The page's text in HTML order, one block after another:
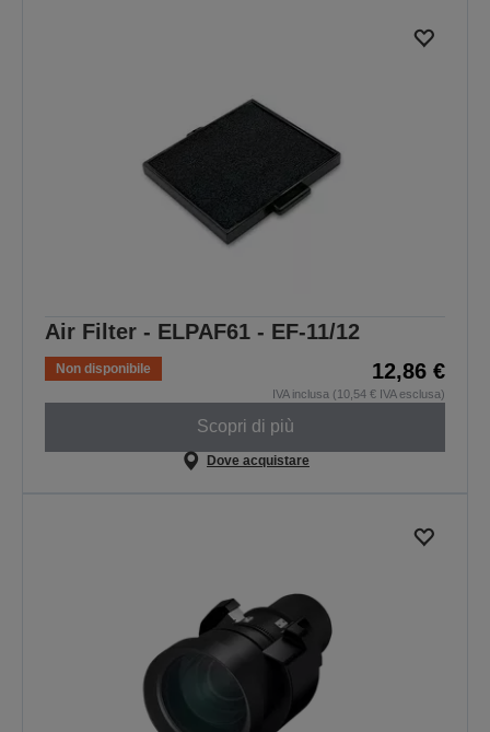
Air Filter - ELPAF61 - EF-11/12
Non disponibile 12,86 €
IVA inclusa (10,54 € IVA esclusa)
Scopri di più
Dove acquistare